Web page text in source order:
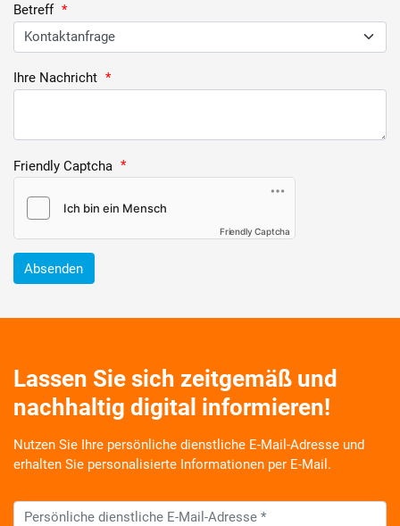
Betreff *
Ihre Nachricht *
Friendly Captcha *
Friendly Captcha
Absenden
Lassen Sie sich zeitgemäß und
nachhaltig digital informieren!
Nutzen Sie Ihre persönliche dienstliche E-Mail-Adresse und
erhalten Sie personalisierte Informationen per E-Mail.